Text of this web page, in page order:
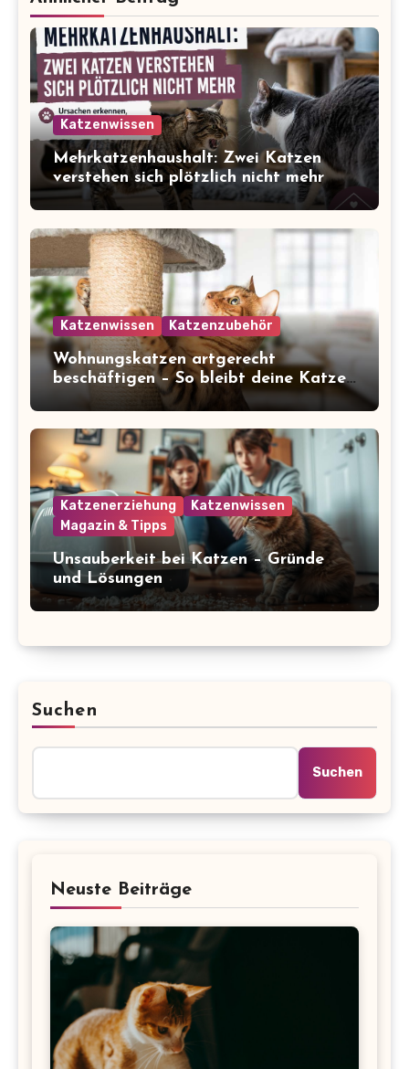
Katzenwissen
Mehrkatzenhaushalt: Zwei Katzen
verstehen sich plötzlich nicht mehr
Katzenwissen Katzenzubehör
Wohnungskatzen artgerecht
beschäftigen – So bleibt deine Katze
glücklich und gesund
Katzenerziehung
Katzenwissen
Magazin & Tipps
Unsauberkeit bei Katzen – Gründe
und Lösungen
Suchen
Suchen
Neuste Beiträge